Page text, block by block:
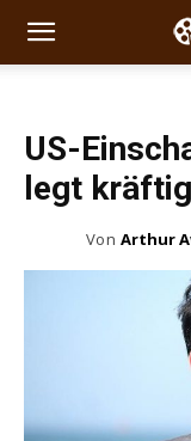
US-
legt
Von Arthur